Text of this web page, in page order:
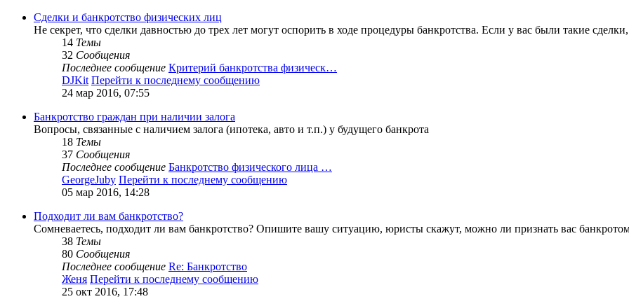
Сделки и банкротство физических лиц
Не секрет, что сделки давностью до трех лет могут оспорить в ходе процедуры банкротства. Если у вас были такие
14 Темы
32 Сообщения
Последнее сообщение Критерий банкротства физическ…
DJKit Перейти к последнему сообщению
24 мар 2016, 07:55
Банкротство граждан при наличии залога
Вопросы, связанные с наличием залога (ипотека, авто и т.п.) у будущего банкрота
18 Темы
37 Сообщения
Последнее сообщение Банкротство физического лица …
GeorgeJuby Перейти к последнему сообщению
05 мар 2016, 14:28
Подходит ли вам банкротство?
Сомневаетесь, подходит ли вам банкротство? Опишите вашу ситуацию, юристы скажут, можно ли признать вас
38 Темы
80 Сообщения
Последнее сообщение Re: Банкротство
Женя Перейти к последнему сообщению
25 окт 2016, 17:48